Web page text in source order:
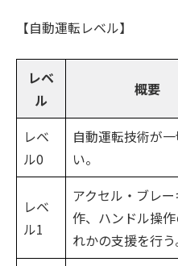
【自動運転レベル】
レベ
ル
概要
レベ
ル0
自動運転技術が
い。
レベ
ル1
アクセル・ブレ
作、ハンドル操
れかの支援を行う